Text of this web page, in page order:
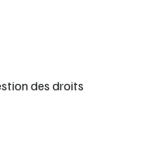
des droits